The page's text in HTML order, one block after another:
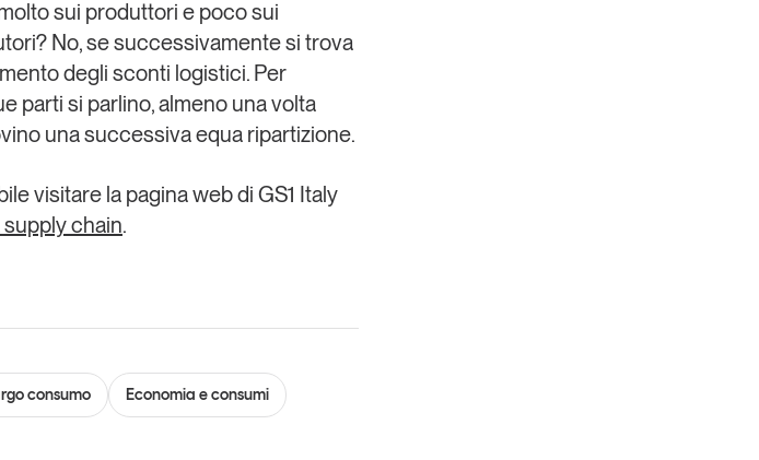
sui produttori e poco sui
No, se successivamente si trova
degli sconti logistici. Per
parti si parlino, almeno una volta
una successiva equa ripartizione.
visitare la pagina web di GS1 Italy
chain.
consumo Economia e consumi